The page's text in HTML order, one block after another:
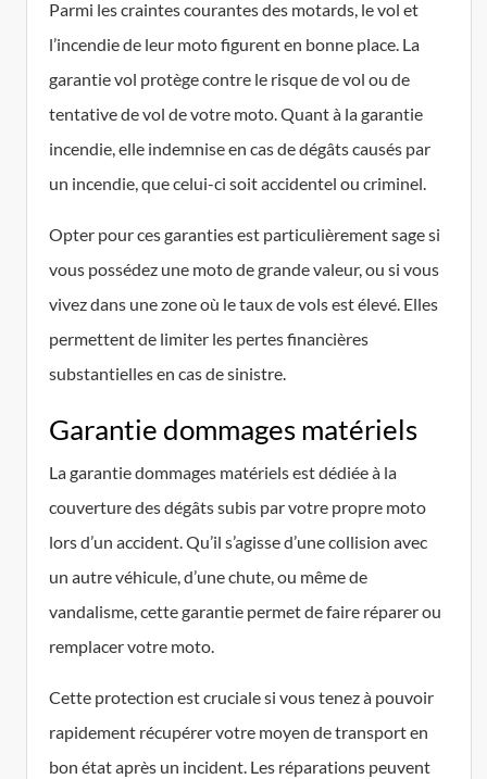
Parmi les craintes courantes des motards, le vol et
l’incendie de leur moto figurent en bonne place. La
garantie vol protège contre le risque de vol ou de
tentative de vol de votre moto. Quant à la garantie
incendie, elle indemnise en cas de dégâts causés par
un incendie, que celui-ci soit accidentel ou criminel.
Opter pour ces garanties est particulièrement sage si
vous possédez une moto de grande valeur, ou si vous
vivez dans une zone où le taux de vols est élevé. Elles
permettent de limiter les pertes financières
substantielles en cas de sinistre.
Garantie dommages matériels
La garantie dommages matériels est dédiée à la
couverture des dégâts subis par votre propre moto
lors d’un accident. Qu’il s’agisse d’une collision avec
un autre véhicule, d’une chute, ou même de
vandalisme, cette garantie permet de faire réparer ou
remplacer votre moto.
Cette protection est cruciale si vous tenez à pouvoir
rapidement récupérer votre moyen de transport en
bon état après un incident. Les réparations peuvent